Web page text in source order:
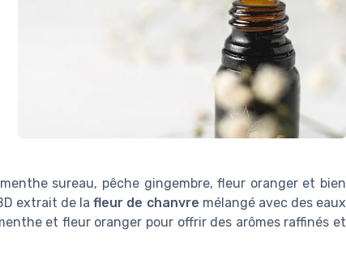
sureau, pêche gingembre, fleur oranger et bien
extrait de lafleur de chanvre mélangé avec des eaux
et fleur oranger pour offrir des arômes raffinés et